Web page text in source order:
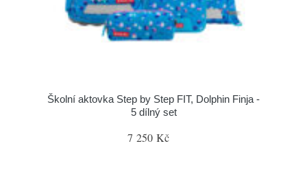
Školní aktovka Step by Step FIT, Dolphin Finja -
5 dílný set
7 250 Kč